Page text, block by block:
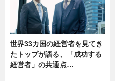
世界33カ国の経営者を見てき
たトップが語る、「成功する
経営者」の共通点…